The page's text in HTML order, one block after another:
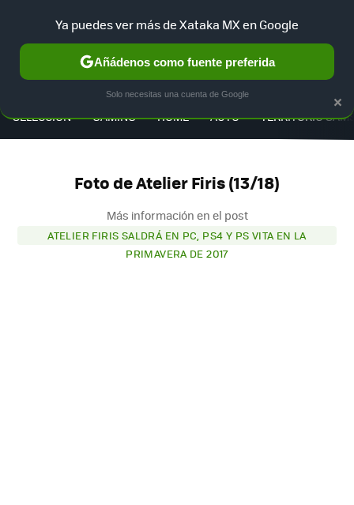
SELECCIÓN GAMING HOME AUTO TERRITORIO
Foto de Atelier Firis (13/18)
Más información en el post
ATELIER FIRIS SALDRÁ EN PC, PS4 Y PS VITA EN LA
PRIMAVERA DE 2017
×
Ya puedes ver más de Xataka MX en Google
Añádenos como fuente preferida
Solo necesitas una cuenta de Google